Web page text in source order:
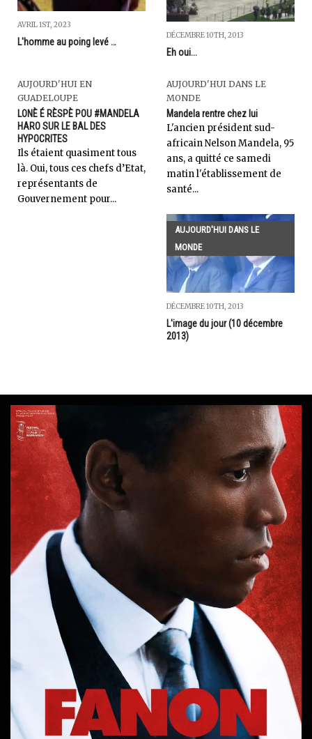
AVRIL 1ST, 2023
L'homme au poing levé …
DÉCEMBRE 10TH, 2013
Eh oui...
AUJOURD'HUI EN
GUADELOUPE
LONÈ É RÈSPÈ POU #MANDELA
HARO SUR LE BAL DES
HYPOCRITES
Ils étaient quasiment tous
là. Oui, tous ces chefs d’Etat,
représentants de
Gouvernement pour...
AUJOURD'HUI DANS LE
MONDE
Mandela rentre chez lui
L'ancien président sud-
africain Nelson Mandela, 95
ans, a quitté ce samedi
matin l'établissement de
santé...
AUJOURD'HUI DANS LE
MONDE
DÉCEMBRE 10TH, 2013
L'image du jour (10 décembre
2013)